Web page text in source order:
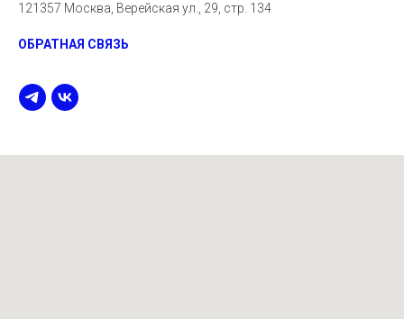
121357 Москва, Верейская ул., 29, стр. 134
ОБРАТНАЯ СВЯЗЬ